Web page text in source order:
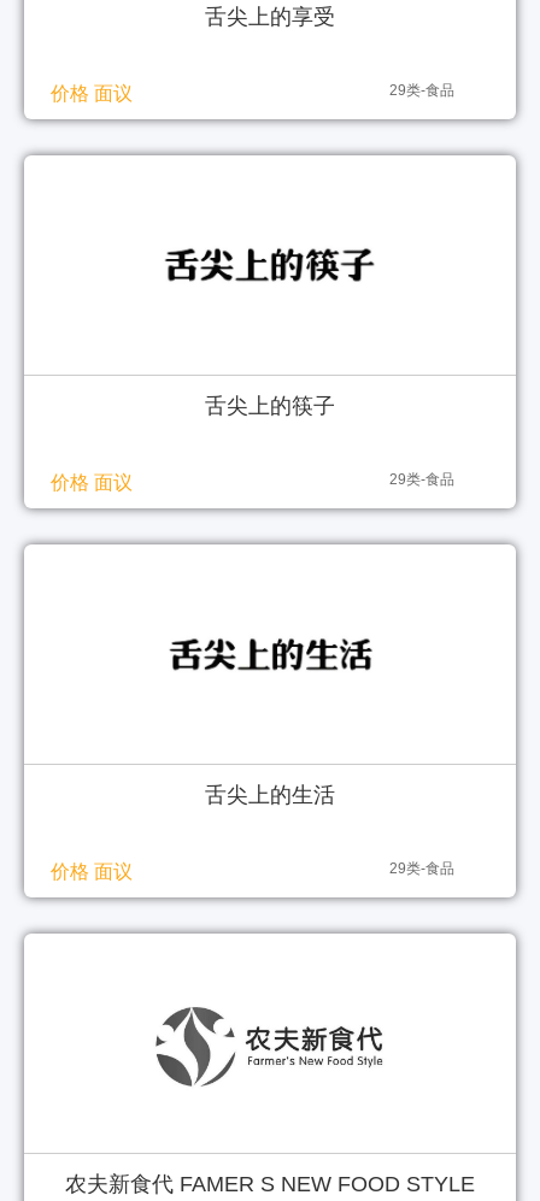
舌尖上的享受
价格 面议 29类-食品
舌尖上的筷子
价格 面议 29类-食品
舌尖上的生活
价格 面议 29类-食品
农夫新食代 FAMER S NEW FOOD STYLE